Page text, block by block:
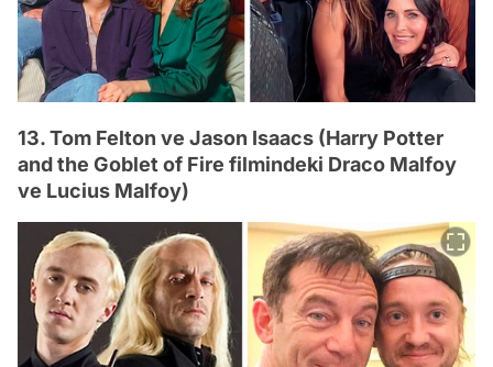
13. Tom Felton ve Jason Isaacs (Harry Potter
and the Goblet of Fire filmindeki Draco Malfoy
ve Lucius Malfoy)